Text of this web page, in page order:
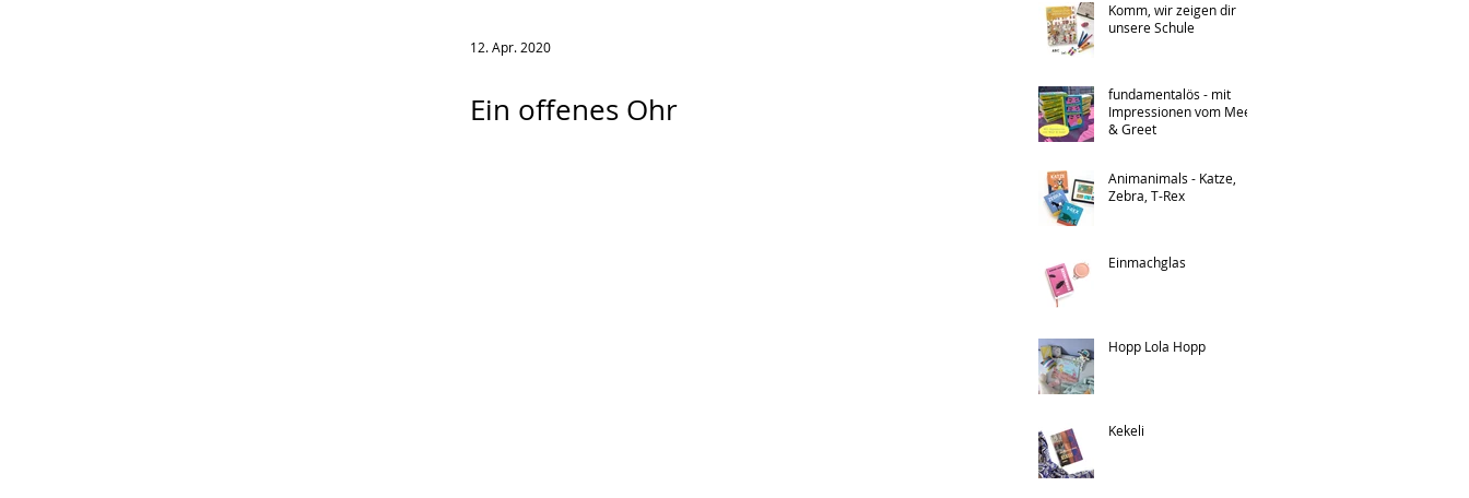
12. Apr. 2020
Ein offenes Ohr
Komm, wir zeigen dir
unsere Schule
fundamentalös - mit
Impressionen vom Meet
& Greet
Animanimals - Katze,
Zebra, T-Rex
Einmachglas
Hopp Lola Hopp
Kekeli